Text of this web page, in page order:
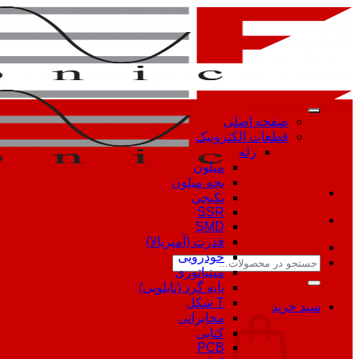
Skip
جستجو
سبد خرید
صفحه اصلی
قطعات الکترونیک
رله
میلون
بچه میلون
پکیجی
SSR
SMD
قدرت (آمپربالا)
خودرویی
مینیاتوری
پایه گرد (تابلویی)
T شکل
مخابراتی
کتابی
PCB